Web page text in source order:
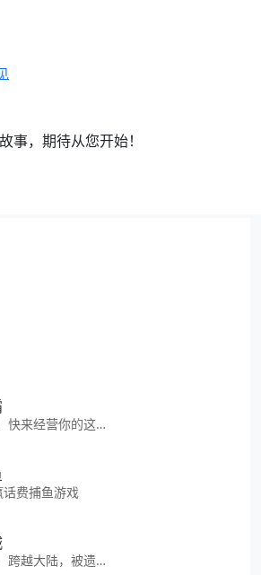
事，期待从您开始！
报告校长！快来经营你的这个夏天！
费捕鱼游戏
穿越千年，跨越大陆，被遗忘的传说再现